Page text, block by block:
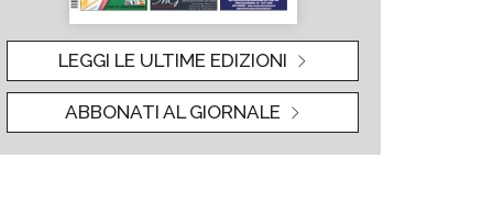
LEGGI LE ULTIME EDIZIONI
ABBONATI AL GIORNALE